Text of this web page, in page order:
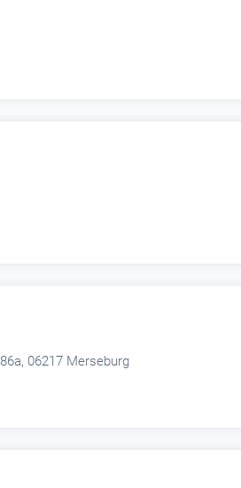
06217 Merseburg